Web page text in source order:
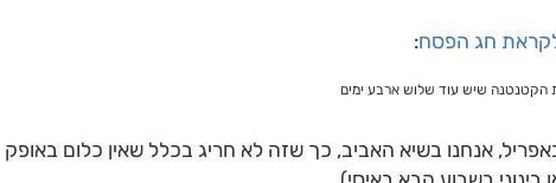
לקראת חג הפסח:
הקטנטנה שיש עוד שלוש ארבע ימים
אנחנו בשיא האביב, כך שזה לא חריג בכלל שאין כלום באופק